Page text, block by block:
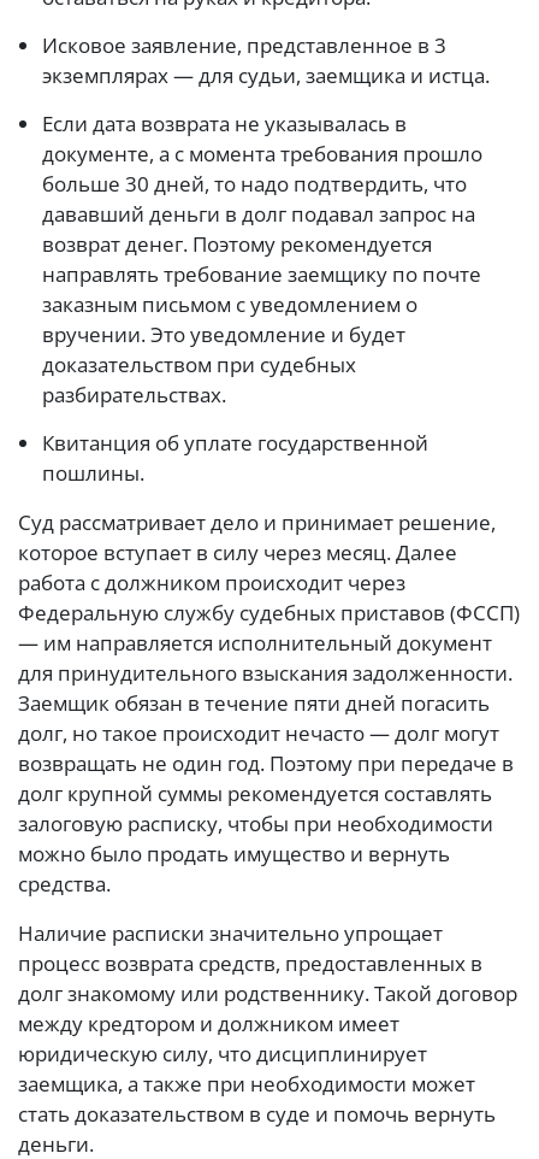
Исковое заявление, представленное в 3
экземплярах — для судьи, заемщика и истца.
Если дата возврата не указывалась в
документе, а с момента требования прошло
больше 30 дней, то надо подтвердить, что
дававший деньги в долг подавал запрос на
возврат денег. Поэтому рекомендуется
направлять требование заемщику по почте
заказным письмом с уведомлением о
вручении. Это уведомление и будет
доказательством при судебных
разбирательствах.
Квитанция об уплате государственной
пошлины.
Суд рассматривает дело и принимает решение,
которое вступает в силу через месяц. Далее
работа с должником происходит через
Федеральную службу судебных приставов (ФССП)
— им направляется исполнительный документ
для принудительного взыскания задолженности.
Заемщик обязан в течение пяти дней погасить
долг, но такое происходит нечасто — долг могут
возвращать не один год. Поэтому при передаче в
долг крупной суммы рекомендуется составлять
залоговую расписку, чтобы при необходимости
можно было продать имущество и вернуть
средства.
Наличие расписки значительно упрощает
процесс возврата средств, предоставленных в
долг знакомому или родственнику. Такой договор
между кредтором и должником имеет
юридическую силу, что дисциплинирует
заемщика, а также при необходимости может
стать доказательством в суде и помочь вернуть
деньги.